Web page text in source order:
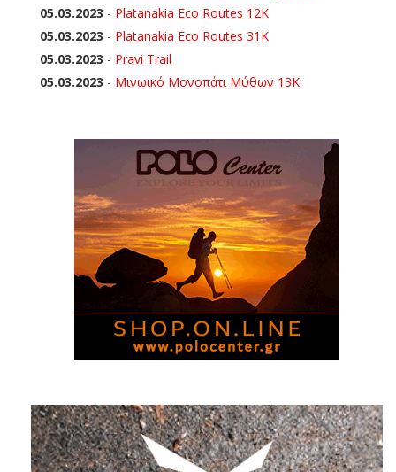
05.03.2023 - Platanakia Eco Routes 12K
05.03.2023 - Platanakia Eco Routes 31K
05.03.2023 - Pravi Trail
05.03.2023 - Μινωικό Μονοπάτι Μύθων 13Κ